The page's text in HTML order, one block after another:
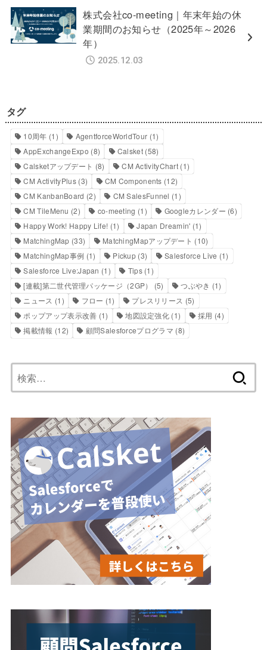
株式会社co-meeting｜年末年始の休
業期間のお知らせ（2025年～2026
年）
2025.12.03
タグ
10周年 (1) AgentforceWorldTour (1)
AppExchangeExpo (8) Calsket(58)
Calsketアップデート (8) CM ActivityChart (1)
CM ActivityPlus(3) CM Components (12)
CM KanbanBoard (2) CM SalesFunnel (1)
CM TileMenu (2) co-meeting (1) Googleカレンダー (6)
Happy Work! Happy Life! (1) Japan Dreamin' (1)
MatchingMap (33) MatchingMapアップデート (10)
MatchingMap事例 (1) Pickup (3) Salesforce Live (1)
Salesforce Live:Japan (1) Tips(1)
[連載]第二世代管理パッケージ（2GP）
(5) つぶやき (1)
ニュース (1) フロー (1) プレスリリース (5)
ポップアップ表示改善 (1) 地図設定強化 (1) 採用 (4)
掲載情報 (12) 顧問Salesforceプログラマ (8)
索: